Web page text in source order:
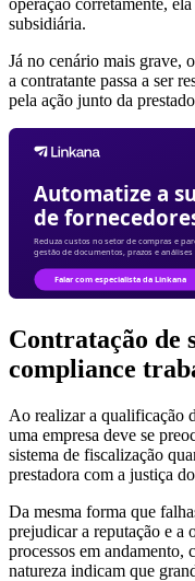
operação corretamente,
subsidiária.
Já no cenário mais grave,
a contratante passa a ser
pela ação junto da
Contratação de
compliance
Ao realizar a qualificação
uma empresa deve se
sistema de fiscalização
prestadora com a justiça
Da mesma forma que
prejudicar a reputação e a
processos em andamento,
natureza indicam que